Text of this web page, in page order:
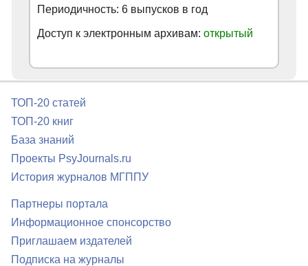
Периодичность: 6 выпусков в год
Доступ к электронным архивам: открытый
ТОП-20 статей
ТОП-20 книг
База знаний
Проекты PsyJournals.ru
История журналов МГППУ
Партнеры портала
Информационное спонсорство
Приглашаем издателей
Подписка на журналы